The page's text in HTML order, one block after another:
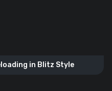
in Blitz Style